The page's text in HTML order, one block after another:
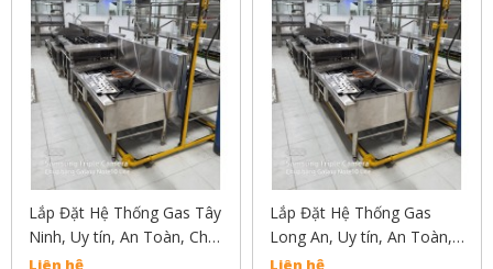
Lắp Đặt Hệ Thống Gas Tây
Ninh, Uy tín, An Toàn, Chất
Lượng Liên Hẹ :
Liên hệ
Lắp Đặt Hệ Thống Gas
Long An, Uy tín, An Toàn,
Chất Lượng Liên Hẹ :
Liên hệ